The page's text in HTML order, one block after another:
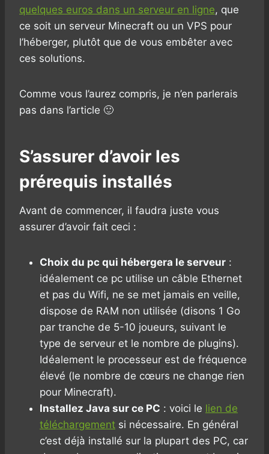
quelques euros dans un serveur en ligne, que
ce soit un serveur Minecraft ou un VPS pour
l’héberger, plutôt que de vous embêter avec
ces solutions.
Comme vous l’aurez compris, je n’en parlerais
pas dans l’article 🙂
S’assurer d’avoir les
prérequis installés
Avant de commencer, il faudra juste vous
assurer d’avoir fait ceci :
Choix du pc qui hébergera le serveur :
idéalement ce pc utilise un câble Ethernet
et pas du Wifi, ne se met jamais en veille,
dispose de RAM non utilisée (disons 1 Go
par tranche de 5-10 joueurs, suivant le
type de serveur et le nombre de plugins).
Idéalement le processeur est de fréquence
élevé (le nombre de cœurs ne change rien
pour Minecraft).
Installez Java sur ce PC : voici le lien de
téléchargement si nécessaire. En général
c’est déjà installé sur la plupart des PC, car